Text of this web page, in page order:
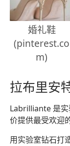
婚礼鞋
(pinterest.co
m)
拉布里安
Labrilliante 是实
价提供最受欢迎
用实验室钻石打